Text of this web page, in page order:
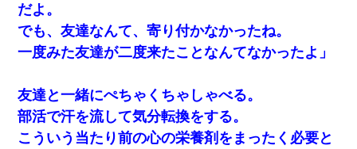
だよ。
でも、友達なんて、寄り付かなかったね。
一度みた友達が二度来たことなんてなかったよ」
友達と一緒にぺちゃくちゃしゃべる。
部活で汗を流して気分転換をする。
こういう当たり前の心の栄養剤をまったく必要と